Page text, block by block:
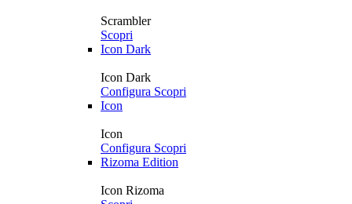
Scrambler
Scopri
Icon Dark
Icon Dark
Configura Scopri
Icon
Icon
Configura Scopri
Rizoma Edition
Icon Rizoma